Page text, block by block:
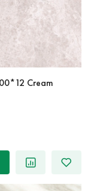
Cream